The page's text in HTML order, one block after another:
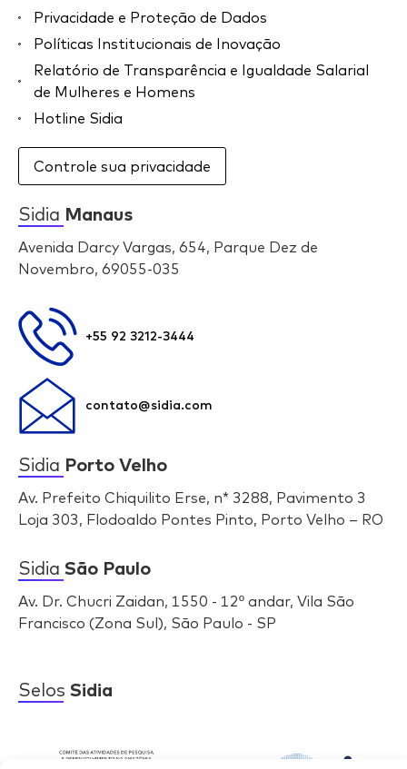
Privacidade e Proteção de Dados
Políticas Institucionais de Inovação
Relatório de Transparência e Igualdade Salarial
de Mulheres e Homens
Hotline Sidia
Controle sua privacidade
Sidia Manaus
Avenida Darcy Vargas, 654, Parque Dez de
Novembro, 69055-035
+55 92 3212-3444
contato@sidia.com
Sidia Porto Velho
Av. Prefeito Chiquilito Erse, n* 3288, Pavimento 3
Loja 303, Flodoaldo Pontes Pinto, Porto Velho – RO
Sidia São Paulo
Av. Dr. Chucri Zaidan, 1550 - 12º andar, Vila São
Francisco (Zona Sul), São Paulo - SP
Selos Sidia